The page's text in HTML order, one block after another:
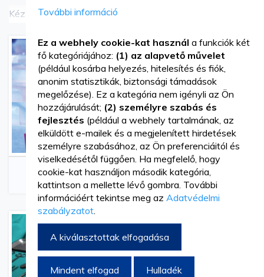
Kéz- és bőrfertőtlenítő, antiszeptikus és fertőtlenítő
bőrhöz.
Higiénikus kézfertőtlenítéshez 3 ml terméket ajánlott
masszírozni a kezekbe 30 másodpercig, míg a sebészeti
kézfertőtlenítéshez 2,5-3 ml ajánlott 3 percig.
Enzimes tisztítószer eszközökhöz. A termék orvosi
eszközök mosására használható. A készítményben
található enzimes komplex segít eltávolítani az organikus
maradványokat. A munkásoldat koncentrációja növelhető
az eszközök szennyezettségi fokának megfelelően.
Biocid fertőtlenítő, amelyet a helyiségek levegőjének
Sterilizálás
Dörzsölő Alkohol és
Fertőtlenítő Oldatok
További információ
Ez a webhely cookie-kat használ a funkciók két
fő kategóriájához: (1) az alapvető művelet
(például kosárba helyezés, hitelesítés és fiók,
anonim statisztikák, biztonsági támadások
megelőzése). Ez a kategória nem igényli az Ön
hozzájárulását; (2) személyre szabás és
fejlesztés (például a webhely tartalmának, az
elküldött e-mailek és a megjelenített hirdetések
személyre szabásához, az Ön preferenciáitól és
viselkedésétől függően. Ha megfelelő, hogy
cookie-kat használjon második kategória,
kattintson a mellette lévő gombra. További
információért tekintse meg az Adatvédelmi
szabályzatot.
A kiválasztottak elfogadása
Mindent elfogad Hulladék